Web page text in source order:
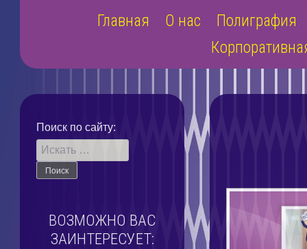
Главная О нас
Полиграфия
Поиск по сайту:
ВОЗМОЖНО ВАС
ЗАИНТЕРЕСУЕТ: